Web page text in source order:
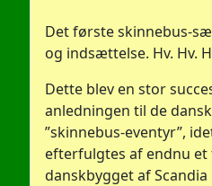
Det første skinnebus-
og indsættelse. Hv. Hv.
Dette blev en stor
anledningen til de
”skinnebus-eventyr”,
efterfulgtes af endnu
danskbygget af Scandia